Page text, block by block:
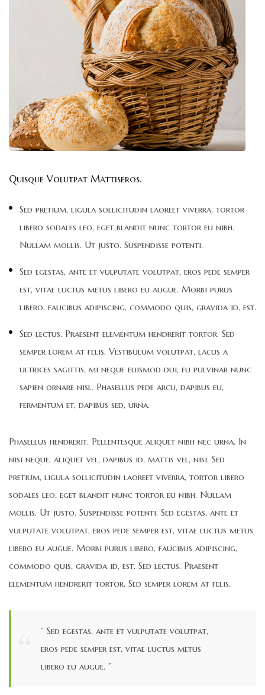
Quisque Volutpat Mattiseros.
Sed pretium, ligula sollicitudin laoreet viverra, tortor
libero sodales leo, eget blandit nunc tortor eu nibh.
Nullam mollis. Ut justo. Suspendisse potenti.
Sed egestas, ante et vulputate volutpat, eros pede semper
est, vitae luctus metus libero eu augue. Morbi purus
libero, faucibus adipiscing, commodo quis, gravida id, est.
Sed lectus. Praesent elementum hendrerit tortor. Sed
semper lorem at felis. Vestibulum volutpat, lacus a
ultrices sagittis, mi neque euismod dui, eu pulvinar nunc
sapien ornare nisl. Phasellus pede arcu, dapibus eu,
fermentum et, dapibus sed, urna.
Phasellus hendrerit. Pellentesque aliquet nibh nec urna. In
nisi neque, aliquet vel, dapibus id, mattis vel, nisi. Sed
pretium, ligula sollicitudin laoreet viverra, tortor libero
sodales leo, eget blandit nunc tortor eu nibh. Nullam
mollis. Ut justo. Suspendisse potenti. Sed egestas, ante et
vulputate volutpat, eros pede semper est, vitae luctus metus
libero eu augue. Morbi purus libero, faucibus adipiscing,
commodo quis, gravida id, est. Sed lectus. Praesent
elementum hendrerit tortor. Sed semper lorem at felis.
“ Sed egestas, ante et vulputate volutpat,
eros pede semper est, vitae luctus metus
libero eu augue. ”